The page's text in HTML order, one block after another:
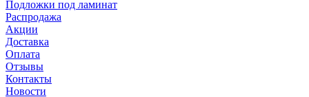
Подложки под ламинат
Распродажа
Акции
Доставка
Оплата
Отзывы
Контакты
Новости